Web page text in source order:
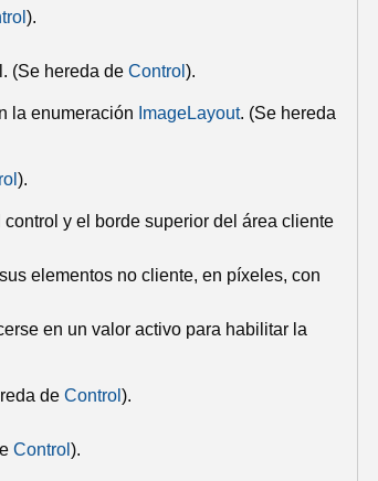
).
(Se hereda de Control ).
la enumeración ImageLayout. (Se hereda
).
y el borde superior del área cliente
elementos no cliente, en píxeles, con
en un valor activo para habilitar la
de Control ).
Control ).